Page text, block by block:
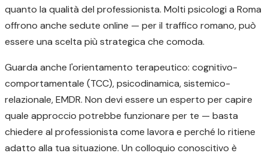
quanto la qualità del professionista. Molti psicologi a Roma
offrono anche sedute online — per il traffico romano, può
essere una scelta più strategica che comoda.
Guarda anche l'orientamento terapeutico: cognitivo-
comportamentale (TCC), psicodinamica, sistemico-
relazionale, EMDR. Non devi essere un esperto per capire
quale approccio potrebbe funzionare per te — basta
chiedere al professionista come lavora e perché lo ritiene
adatto alla tua situazione. Un colloquio conoscitivo è